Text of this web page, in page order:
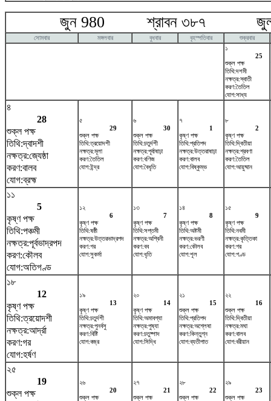
জুন 980 শ্রাবন ৩৮৭
সোমবার মঙ্গলবার বুধবার বৃহস্পতিবার
শুক্রবার
১
25
শুক্ল পক্ষ
তিথি:দশমী
নক্ষত্র:স্বাতী
করণ:তৈতিল
যোগ:সাধ্য
৪
28
শুক্ল পক্ষ
তিথি:দ্বাদশী
নক্ষত্র:জ্যেষ্ঠা
করণ:বালব
যোগ:ব্রহ্ম
৫
29
শুক্ল পক্ষ
তিথি:ত্রয়োদশী
নক্ষত্র:মূলা
করণ:তৈতিল
যোগ:ইন্দ্র
৬
30
শুক্ল পক্ষ
তিথি:চতুর্দশী
নক্ষত্র:পূর্বাষাঢ়া
করণ:বণিজ
যোগ:বৈধৃতি
৭
1
কৃষ্ণ পক্ষ
তিথি:প্রতিপদ
নক্ষত্র:উত্তরাষাঢ়া
করণ:বালব
যোগ:বিষ্কুম্ভ
৮
2
কৃষ্ণ পক্ষ
তিথি:দ্বিতীয়া
নক্ষত্র:শ্রবণা
করণ:তৈতিল
যোগ:আয়ুষ্মান
১১
5
কৃষ্ণ পক্ষ
তিথি:পঞ্চমী
নক্ষত্র:পূর্বভাদ্রপদ
করণ:কৌলব
যোগ:অতিগণ্ড
১২
6
কৃষ্ণ পক্ষ
তিথি:ষষ্ঠী
নক্ষত্র:উত্তরভাদ্রপদ
করণ:গর
যোগ:সুকর্মা
১৩
7
কৃষ্ণ পক্ষ
তিথি:সপ্তমী
নক্ষত্র:অশ্বিনী
করণ:বব
যোগ:ধৃতি
১৪
8
কৃষ্ণ পক্ষ
তিথি:অষ্টমী
নক্ষত্র:ভরণী
করণ:কৌলব
যোগ:শূল
১৫
9
কৃষ্ণ পক্ষ
তিথি:নবমী
নক্ষত্র:কৃত্তিকা
করণ:গর
যোগ:গণ্ড
১৮
12
কৃষ্ণ পক্ষ
তিথি:ত্রয়োদশী
নক্ষত্র:আর্দ্রা
করণ:গর
যোগ:হর্ষণ
১৯
13
কৃষ্ণ পক্ষ
তিথি:চতুর্দশী
নক্ষত্র:পুনর্বসু
করণ:বিষ্টি
যোগ:বজ্র
২০
14
কৃষ্ণ পক্ষ
তিথি:অমাবশ্যা
নক্ষত্র:পুষ্যা
করণ:চতুষ্পাদ
যোগ:সিদ্ধি
২১
15
শুক্ল পক্ষ
তিথি:প্রতিপদ
নক্ষত্র:অশ্লেষা
করণ:কিন্তুগ্ন
যোগ:ব্যতীপাত
২২
16
শুক্ল পক্ষ
তিথি:দ্বিতীয়া
নক্ষত্র:মঘা
করণ:বালব
যোগ:বরীয়ান
২৫
19
শুক্ল পক্ষ
২৬
20
শুক্ল পক্ষ
২৭
21
শুক্ল পক্ষ
২৮
22
শুক্ল পক্ষ
২৯
23
শুক্ল পক্ষ